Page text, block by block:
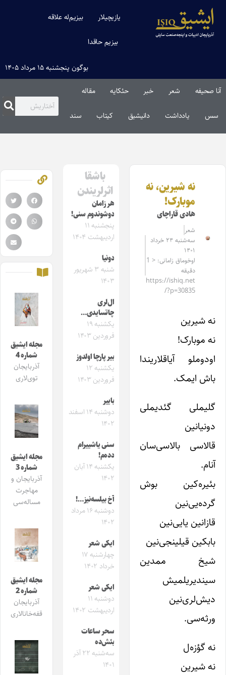
یازیچیلار بیزیم‌له علاقه
بیزیم حاقدا
بوگون پنجشنبه ۱۵ مرداد ۱۴۰۵
آنا صحیفه شعر خبر حئکایه مقاله‌
سس یادداشت دانیشیق کیتاب سند
نه شیرین، نه
موبا‌رک!
هادی قاراچای
شعر
سه‌شنبه ۲۴ خرداد
۱۴۰۱
اوخوماق زامانی: < 1
دقیقه
https://ishiq.net
/?p=30835
نه شیرین
نه موبا‌رک!
اودوملو آیاقلاریندا
باش ایمک.
گلیملی گئدیملی
دونیانین
قالاسی بالاسی‌سان
آنام.
بئیره‌کین بوش
گرده‌یی‌نین
قازانین یایی‌نین
بابکین قیلینجی‌نین
شیخ ممدین
سیندیریلمیش
دیش‌لری‌نین
ور‌ثه‌سی.
نه گؤزه‌ل
نه شیرین
باشقا
اثرلریندن
هر زامان
دوشوندوم سنی!
پنجشنبه ۱۱
اردیبهشت ۱۴۰۴
دونیا
شنبه ۳ شهریور
۱۴۰۳
ال‌لری
چاتسایدی…
یکشنبه ۱۹
فروردین ۱۴۰۳
بیر پارچا اولدوز
یکشنبه ۱۲
فروردین ۱۴۰۳
باییر
دوشنبه ۱۴ اسفند
۱۴۰۲
سنی یاشییرام
دده‌م!
یکشنبه ۱۴ آبان
۱۴۰۲
آخ بیلسه‌نیز…!
دوشنبه ۱۶ مرداد
۱۴۰۲
ایکی شعر
چهارشنبه ۱۷
خرداد ۱۴۰۲
ایکی شعر
دوشنبه ۱۱
اردیبهشت ۱۴۰۲
سحر ساعات
بئش‌ده
سه‌شنبه ۲۲ آذر
۱۴۰۱
مجله ایشیق
شماره 4
آذربایجان
توی‌لاری
مجله ایشیق
شماره 3
آذربایجان و
مهاجرت
مساله‌سی
مجله ایشیق
شماره 2
آذربایجان
قفه‌خانالاری